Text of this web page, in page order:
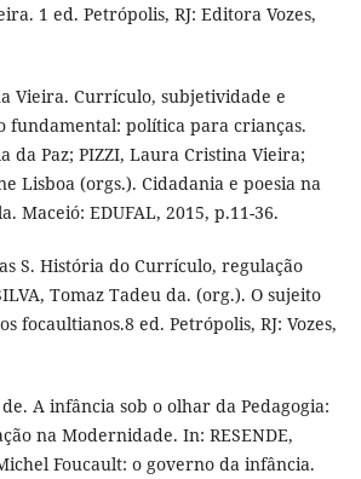
1 ed. Petrópolis, RJ: Editora Vozes,
Vieira. Currículo, subjetividade e
fundamental: política para crianças.
da Paz; PIZZI, Laura Cristina Vieira;
Lisboa (orgs.). Cidadania e poesia na
Maceió: EDUFAL, 2015, p.11-36.
S. História do Currículo, regulação
Tomaz Tadeu da. (org.). O sujeito
focaultianos.8 ed. Petrópolis, RJ: Vozes,
A infância sob o olhar da Pedagogia:
na Modernidade. In: RESENDE,
Foucault: o governo da infância.